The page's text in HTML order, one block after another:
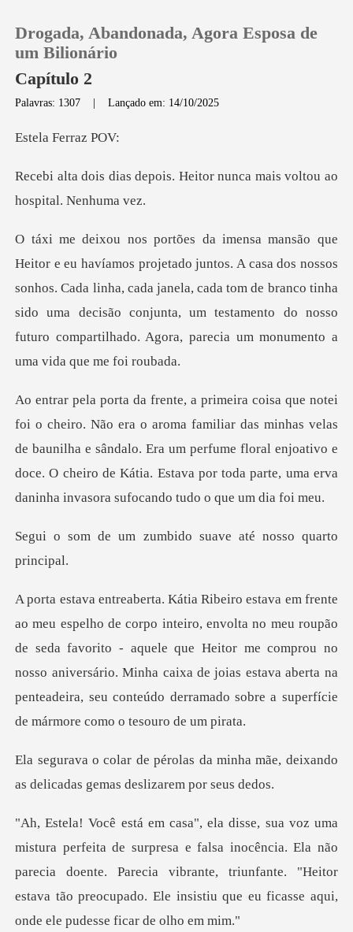
Histórico
Drogada, Abandonada, Agora Esposa de
um Bilionário
Capítulo 2
Palavras: 1307 |Lançado em: 14/10/2025
Ferra
is. Heitor nunca mais volt
s nossos
sonhos. Cada linha, cada janela, cada tom de branco tinha
sido uma decisão conjunta, um t
iar das minhas velas
de baunilha e sândalo. Era um perfume floral enjoativo e
doce. O cheiro d
umbido suave até no
u roupão
de seda favorito - aquele que Heitor me comprou no
nosso aniversário. Minha caixa de joias estav
a minha mãe, deixando
as delicada
falsa inocência. Ela não
parecia doente. Parecia vibrante, triunfante. "Heitor
estava t